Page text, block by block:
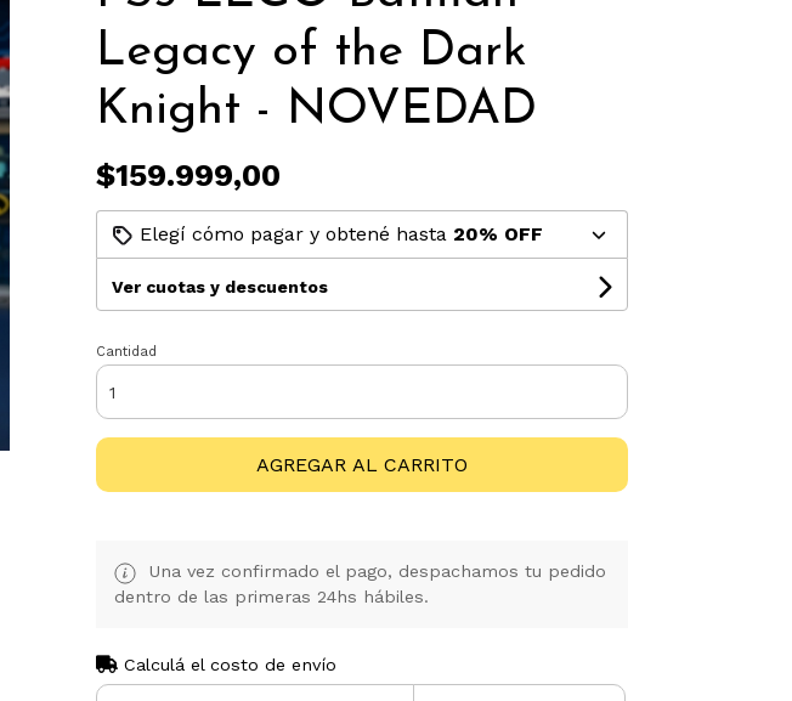
Legacy of the Dark
Knight - NOVEDAD
$159.999,00
Elegí cómo pagar y obtené hasta 20% OFF
Ver cuotas y descuentos
Cantidad
AGREGAR AL CARRITO
Una vez confirmado el pago, despachamos tu pedido
dentro de las primeras 24hs hábiles.
Calculá el costo de envío